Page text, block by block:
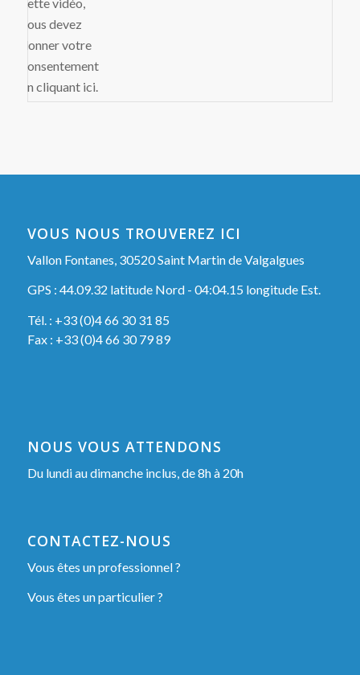
VOUS NOUS TROUVEREZ ICI
Vallon Fontanes, 30520 Saint Martin de Valgalgues
GPS : 44.09.32 latitude Nord - 04:04.15 longitude Est.
Tél. : +33 (0)4 66 30 31 85
Fax : +33 (0)4 66 30 79 89
NOUS VOUS ATTENDONS
Du lundi au dimanche inclus, de 8h à 20h
CONTACTEZ-NOUS
Vous êtes un professionnel ?
Vous êtes un particulier ?